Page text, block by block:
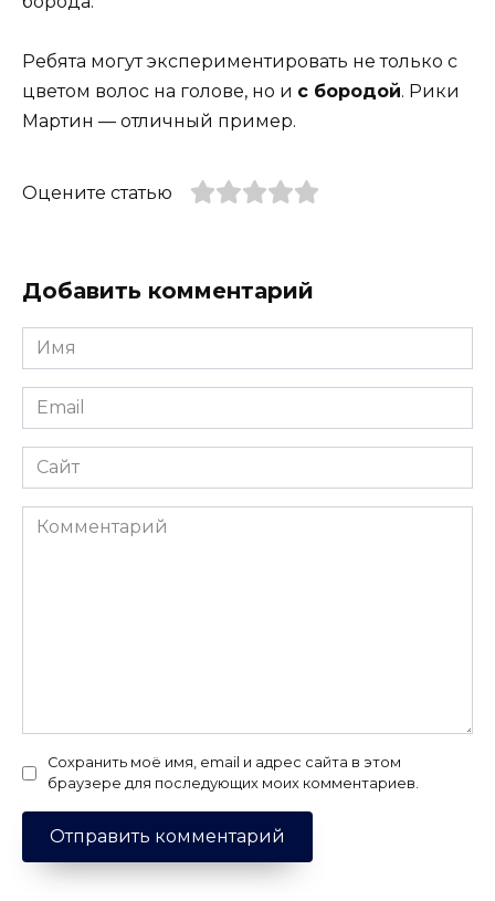
Ребята могут экспериментировать не только с
цветом волос на голове, но и с бородой. Рики
Мартин — отличный пример.
Оцените статью
Добавить комментарий
Имя
*
Email
*
Сайт
Комментарий
Сохранить моё имя, email и адрес сайта в этом
браузере для последующих моих комментариев.